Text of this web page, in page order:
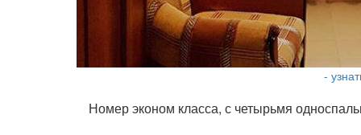
-
Номер эконом класса, с четырьмя